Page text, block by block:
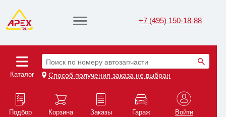
+7 (495) 150-18-88
Каталог
Поиск по номеру автозапчасти
Способ получения заказа не выбран
Подбор Корзина Заказы Гараж Войти